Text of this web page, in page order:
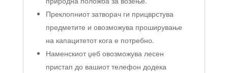
Преклопниот затворач ги прицврстува
предметите и овозможува проширување
на капацитетот кога е потребно.
Наменскиот џеб овозможува лесен
пристап до вашиот телефон додека